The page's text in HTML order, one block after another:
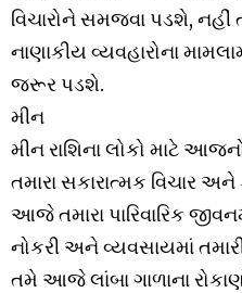
વિચારોને સમજવા પડશે,
નાણાકીય વ્યવહારોના
જરૂર પડશે.
મીન
મીન રાશિના લોકો માટે
તમારા સકારાત્મક વિચાર
આજે તમારા પારિવારિક
નોકરી અને વ્યવસાયમાં
તમે આજે લાંબા ગાળાના